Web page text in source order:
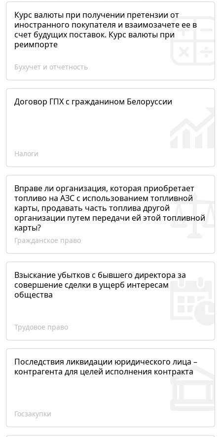
Курс валюты при получении претензии от
иностранного покупателя и взаимозачете ее в
счет будущих поставок. Курс валюты при
реимпорте
Бухучет и отчетность
Договор ГПХ с гражданином Белоруссии
Налоги
Вправе ли организация, которая приобретает
топливо на АЗС с использованием топливной
карты, продавать часть топлива другой
организации путем передачи ей этой топливной
карты?
Гражданское право
Взыскание убытков с бывшего директора за
совершение сделки в ущерб интересам
общества
Трудовое право
Последствия ликвидации юридического лица –
контрагента для целей исполнения контракта
Госзакупки